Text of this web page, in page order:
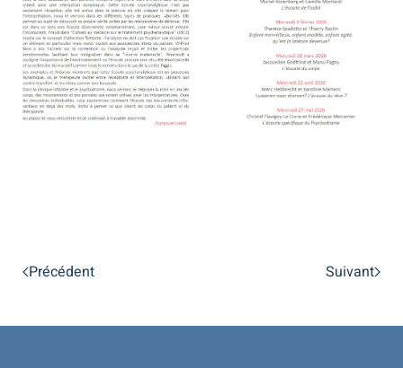
Précédent Suivant